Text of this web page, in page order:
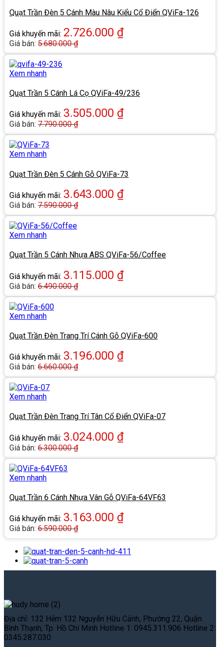
Quạt Trần Đèn 5 Cánh Màu Nâu Kiểu Cổ Điển QViFa-126
Giá khuyến mãi: 2.726.000 ₫
Giá bán: 5.680.000₫
Xem nhanh
Quạt Trần 5 Cánh Lá Cọ QViFa-49/236
Giá khuyến mãi: 3.505.000 ₫
Giá bán: 7.790.000₫
Xem nhanh
Quạt Trần Đèn 5 Cánh Gỗ QViFa-73
Giá khuyến mãi: 3.643.000 ₫
Giá bán: 7.590.000₫
Xem nhanh
Quạt Trần 5 Cánh Nhựa ABS QViFa-56/Coffee
Giá khuyến mãi: 3.115.000 ₫
Giá bán: 6.490.000₫
Xem nhanh
Quạt Trần Đèn Trang Trí Cánh Gỗ QViFa-600
Giá khuyến mãi: 3.196.000 ₫
Giá bán: 6.660.000₫
Xem nhanh
Quạt Trần Đèn Trang Trí Tân Cổ Điển QViFa-07
Giá khuyến mãi: 3.024.000 ₫
Giá bán: 6.300.000₫
Xem nhanh
Quạt Trần 6 Cánh Nhựa Vân Gỗ QViFa-64VF63
Giá khuyến mãi: 3.163.000 ₫
Giá bán: 6.590.000₫
Địa chỉ: 132 Hẻm 132 Nguyễn Hữu Cảnh, Phường 22, Quận
Bình Thạnh, Tp. Hồ Chí Minh Hotline 1: 0945.311.906 Hotline 2:
0345.287.030